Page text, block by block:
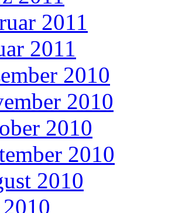
2011
2011
2010
2010
2010
2010
2010